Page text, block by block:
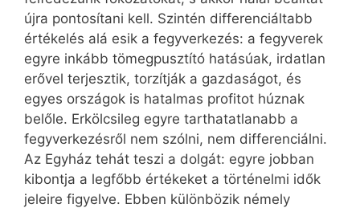
újra pontosítani kell. Szintén differenciáltabb
értékelés alá esik a fegyverkezés: a fegyverek
egyre inkább tömegpusztító hatásúak, irdatlan
erővel terjesztik, torzítják a gazdaságot, és
egyes országok is hatalmas profitot húznak
belőle. Erkölcsileg egyre tarthatatlanabb a
fegyverkezésről nem szólni, nem differenciálni.
Az Egyház tehát teszi a dolgát: egyre jobban
kibontja a legfőbb értékeket a történelmi idők
jeleire figyelve. Ebben különbözik némely